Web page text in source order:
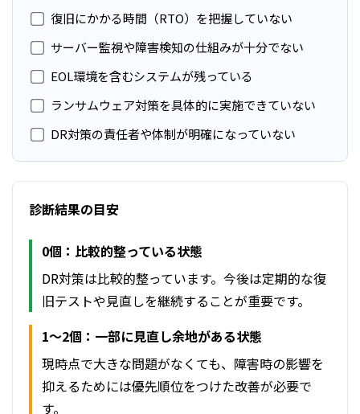
復旧にかかる時間（RTO）を把握していない
サーバー監視や障害検知の仕組みが十分でない
EOL環境を含むシステムが残っている
ランサムウェア対策を具体的に実施できていない
DR対策の責任者や体制が明確になっていない
診断結果の目安
0個：比較的整っている状態
DR対策は比較的整っています。今後は定期的な復
旧テストや見直しを継続することが重要です。
1〜2個：一部に見直し余地がある状態
現時点で大きな問題がなくても、障害時の影響を
抑えるためには優先順位をつけた改善が必要で
す。